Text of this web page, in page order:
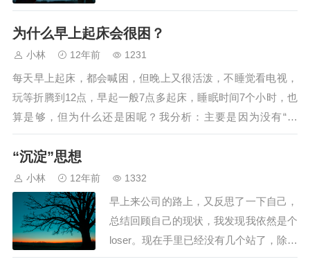
的角度去看这个问题，如何处理好和女友
或者老婆之间的关系？我之前一直在寻找
答案，直到今天，我想…
为什么早上起床会很困？
小林 12年前 1231
每天早上起床，都会喊困，但晚上又很活泼，不睡觉看电视，
玩等折腾到12点，早起一般7点多起床，睡眠时间7个小时，也
算是够，但为什么还是困呢？我分析：主要是因为没有“理
想”，没有计划，不知道自己起床后该干…
“沉淀”思想
小林 12年前 1332
早上来公司的路上，又反思了一下自己，
总结回顾自己的现状，我发现我依然是个
loser。现在手里已经没有几个站了，除了
这个博客，就还有2个，其实算一个，我